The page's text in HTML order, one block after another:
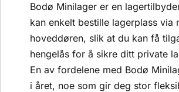
Bodø Minilager er en
kan enkelt bestille lagerplass
hoveddøren, slik at du kan få
hengelås for å sikre ditt private
En av fordelene med Bodø
i året, noe som gir deg stor